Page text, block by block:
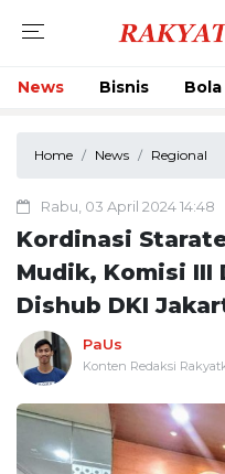
News Bisnis Bola
Home News Regional
Rabu, 03 April 2024 14:48
Kordinasi
Mudik, Komisi III
Dishub DKI
PaUs
Konten Redaksi